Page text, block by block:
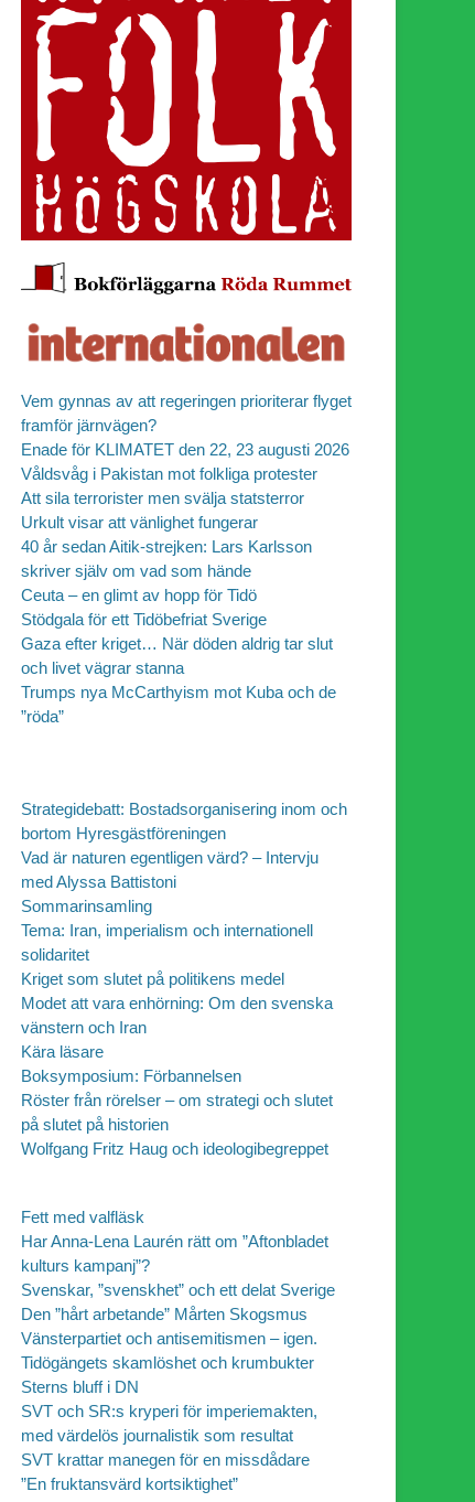
Vem gynnas av att regeringen prioriterar flyget
framför järnvägen?
Enade för KLIMATET den 22, 23 augusti 2026
Våldsvåg i Pakistan mot folkliga protester
Att sila terrorister men svälja statsterror
Urkult visar att vänlighet fungerar
40 år sedan Aitik-strejken: Lars Karlsson
skriver själv om vad som hände
Ceuta – en glimt av hopp för Tidö
Stödgala för ett Tidöbefriat Sverige
Gaza efter kriget… När döden aldrig tar slut
och livet vägrar stanna
Trumps nya McCarthyism mot Kuba och de
”röda”
Strategidebatt: Bostadsorganisering inom och
bortom Hyresgästföreningen
Vad är naturen egentligen värd? – Intervju
med Alyssa Battistoni
Sommarinsamling
Tema: Iran, imperialism och internationell
solidaritet
Kriget som slutet på politikens medel
Modet att vara enhörning: Om den svenska
vänstern och Iran
Kära läsare
Boksymposium: Förbannelsen
Röster från rörelser – om strategi och slutet
på slutet på historien
Wolfgang Fritz Haug och ideologibegreppet
Fett med valfläsk
Har Anna-Lena Laurén rätt om ”Aftonbladet
kulturs kampanj”?
Svenskar, ”svenskhet” och ett delat Sverige
Den ”hårt arbetande” Mårten Skogsmus
Vänsterpartiet och antisemitismen – igen.
Tidögängets skamlöshet och krumbukter
Sterns bluff i DN
SVT och SR:s kryperi för imperiemakten,
med värdelös journalistik som resultat
SVT krattar manegen för en missdådare
”En fruktansvärd kortsiktighet”